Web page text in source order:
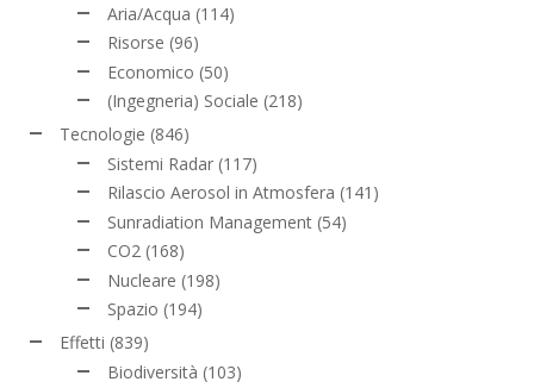
Aria/Acqua (114)
Risorse (96)
Economico (50)
(Ingegneria) Sociale (218)
Tecnologie (846)
Sistemi Radar (117)
Rilascio Aerosol in Atmosfera (141)
Sunradiation Management (54)
CO2 (168)
Nucleare (198)
Spazio (194)
Effetti (839)
Biodiversità (103)